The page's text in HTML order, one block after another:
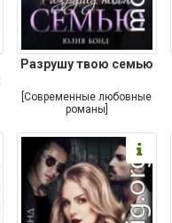
Разрушу твою семью
[Современные любовные
романы]